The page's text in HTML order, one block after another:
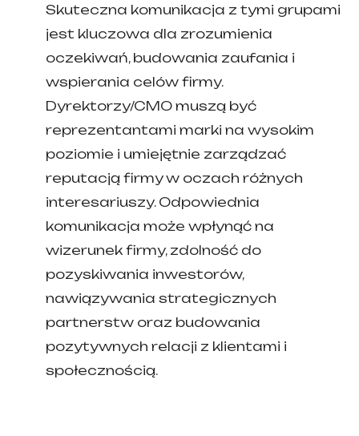
Skuteczna komunikacja z tymi grupami
jest kluczowa dla zrozumienia
oczekiwań, budowania zaufania i
wspierania celów firmy.
Dyrektorzy/CMO muszą być
reprezentantami marki na wysokim
poziomie i umiejętnie zarządzać
reputacją firmy w oczach różnych
interesariuszy. Odpowiednia
komunikacja może wpłynąć na
wizerunek firmy, zdolność do
pozyskiwania inwestorów,
nawiązywania strategicznych
partnerstw oraz budowania
pozytywnych relacji z klientami i
społecznością.